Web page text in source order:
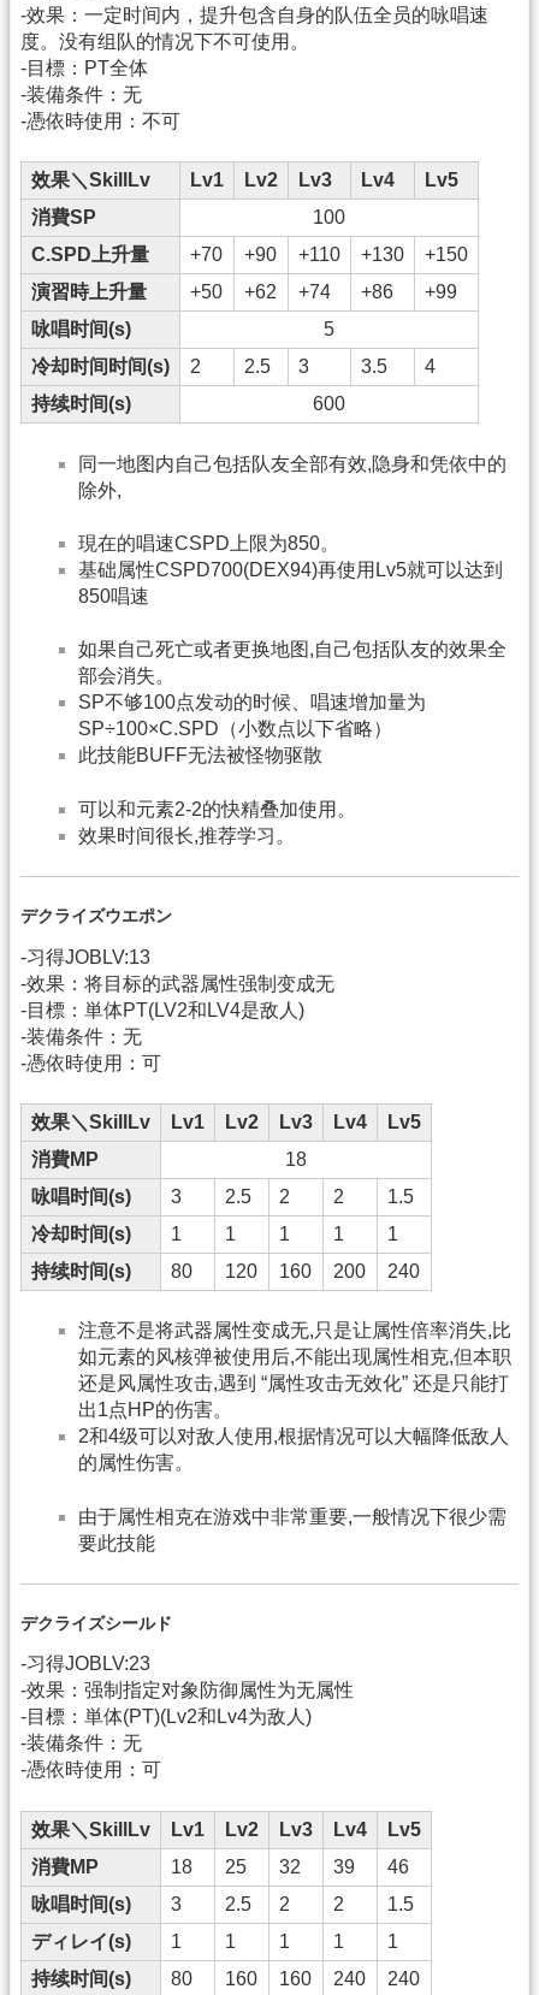
-效果：一定时间内，提升包含自身的队伍全员的咏唱速
度。没有组队的情况下不可使用。
-目標：PT全体
-装備条件：无
-憑依時使用：不可
效果＼SkillLv Lv1 Lv2 Lv3 Lv4
Lv5
消費SP
100
C.SPD上升量
+70 +90 +110 +130
+150
演習時上升量
+50 +62 +74 +86
+99
咏唱时间(s)
5
冷却时间时间(s)
2 2.5 3 3.5
4
持续时间(s)
600
同一地图内自己包括队友全部有效,隐身和凭依中的
除外,
現在的唱速CSPD上限为850。
基础属性CSPD700(DEX94)再使用Lv5就可以达到
850唱速
如果自己死亡或者更换地图,自己包括队友的效果全
部会消失。
SP不够100点发动的时候、唱速增加量为
SP÷100×C.SPD（小数点以下省略）
此技能BUFF无法被怪物驱散
可以和元素2-2的快精叠加使用。
效果时间很长,推荐学习。
デクライズウエポン
-习得JOBLV:13
-效果：将目标的武器属性强制变成无
-目標：単体PT(LV2和LV4是敌人)
-装備条件：无
-憑依時使用：可
效果＼SkillLv Lv1 Lv2 Lv3 Lv4
Lv5
消費MP
18
咏唱时间(s)
3 2.5 2 2
1.5
冷却时间(s)
1 1 1 1
1
持续时间(s)
80 120 160 200 240
注意不是将武器属性变成无,只是让属性倍率消失,比
如元素的风核弹被使用后,不能出现属性相克,但本职
还是风属性攻击,遇到 “属性攻击无效化” 还是只能打
出1点HP的伤害。
2和4级可以对敌人使用,根据情况可以大幅降低敌人
的属性伤害。
由于属性相克在游戏中非常重要,一般情况下很少需
要此技能
デクライズシールド
-习得JOBLV:23
-效果：强制指定对象防御属性为无属性
-目標：単体(PT)(Lv2和Lv4为敌人)
-装備条件：无
-憑依時使用：可
效果＼SkillLv Lv1 Lv2 Lv3 Lv4
Lv5
消費MP
18 25 32 39
46
咏唱时间(s)
3 2.5 2 2
1.5
ディレイ(s)
1 1 1 1
1
持续时间(s)
80 160 160 240 240